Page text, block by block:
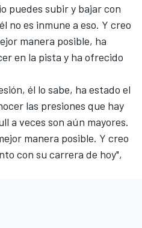
puedes subir y bajar con
no es inmune a eso. Y creo
manera posible, ha
en la pista y ha ofrecido
él lo sabe, ha estado el
las presiones que hay
a veces son aún mayores.
manera posible. Y creo
con su carrera de hoy",